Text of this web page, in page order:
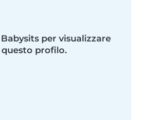
per visualizzare
questo profilo.